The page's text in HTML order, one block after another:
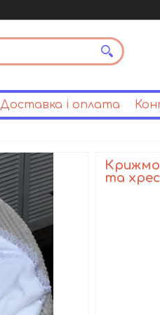
Доставка і оплата
та